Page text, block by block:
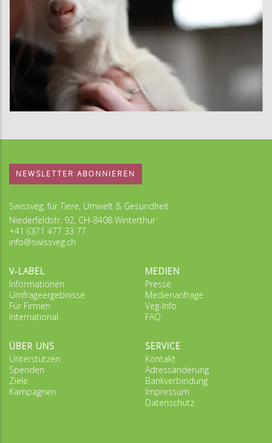
NEWSLETTER ABONNIEREN
Swissveg, für Tiere, Umwelt & Gesundheit
Niederfeldstr. 92, CH-8408 Winterthur
+41 (0)71 477 33 77
info@swissveg.ch
V-LABEL
Informationen
Umfrageergebnisse
Für Firmen
International
MEDIEN
Presse
Medienanfrage
Veg-Info
FAQ
ÜBER UNS
Unterstützen
Spenden
Ziele
Kampagnen
SERVICE
Kontakt
Adressänderung
Bankverbindung
Impressum
Datenschutz